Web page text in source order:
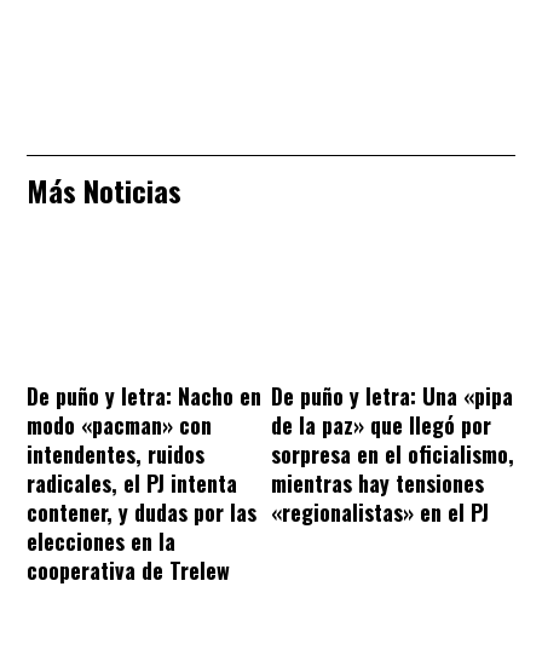
Más Noticias
De puño y letra: Nacho en
modo «pacman» con
intendentes, ruidos
radicales, el PJ intenta
contener, y dudas por las
elecciones en la
cooperativa de Trelew
De puño y letra: Una «pipa
de la paz» que llegó por
sorpresa en el oficialismo,
mientras hay tensiones
«regionalistas» en el PJ